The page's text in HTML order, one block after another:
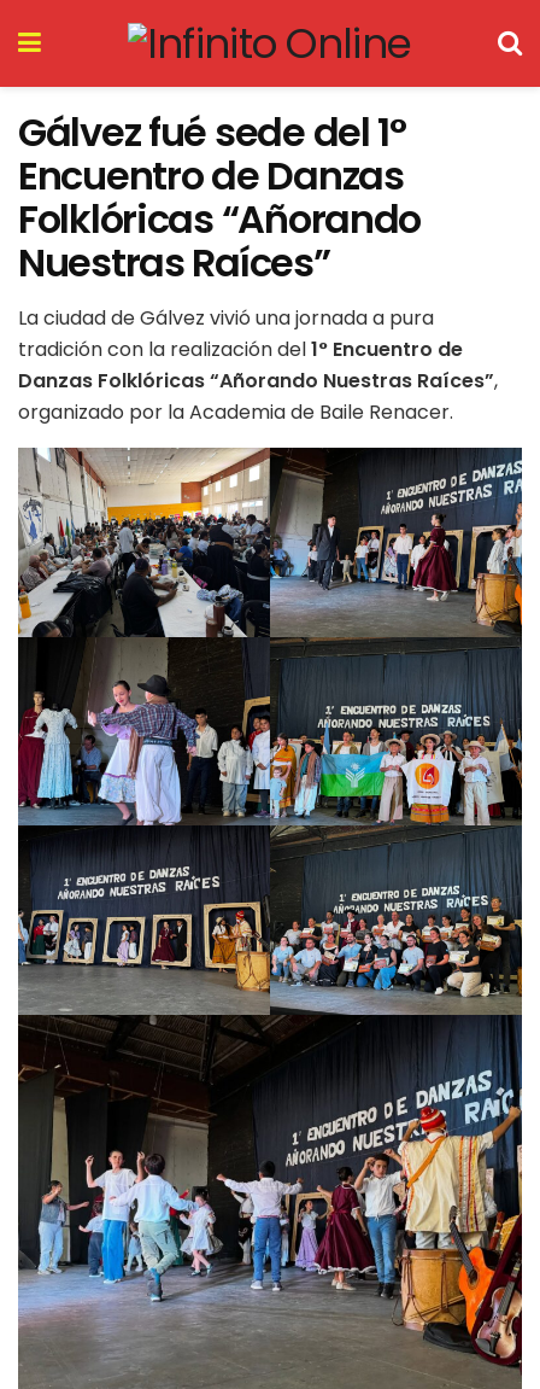
Gálvez fué sede del 1°
Encuentro de Danzas
Folklóricas “Añorando
Nuestras Raíces”
La ciudad de Gálvez vivió una jornada a pura
tradición con la realización del1° Encuentro de
Danzas Folklóricas “Añorando Nuestras Raíces”,
organizado por la Academia de Baile Renacer.